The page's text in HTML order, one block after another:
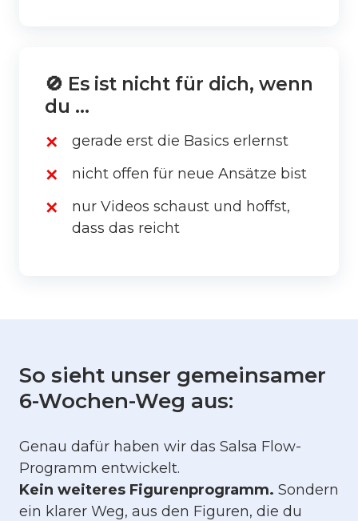
🚫 Es ist nicht für dich, wenn
du …
gerade erst die Basics erlernst
nicht offen für neue Ansätze bist
nur Videos schaust und hoffst,
dass das reicht
So sieht unser gemeinsamer
6-Wochen-Weg aus:
Genau dafür haben wir das Salsa Flow-
Programm entwickelt.
Kein weiteres Figurenprogramm. Sondern
ein klarer Weg, aus den Figuren, die du